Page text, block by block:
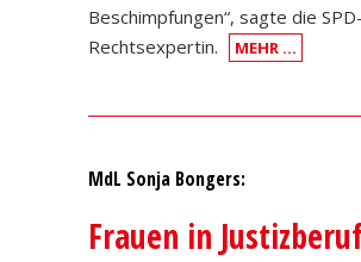
Beschimpfungen“, sagte die SPD-
Rechtsexpertin.
MEHR …
MdL Sonja Bongers:
Frauen in